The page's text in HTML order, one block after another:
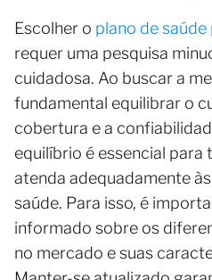
Escolher o plano de
requer uma pesquisa
cuidadosa. Ao buscar a
fundamental equilibrar o
cobertura e a
equilíbrio é essencial para
atenda adequadamente
saúde. Para isso, é
informado sobre os
no mercado e suas